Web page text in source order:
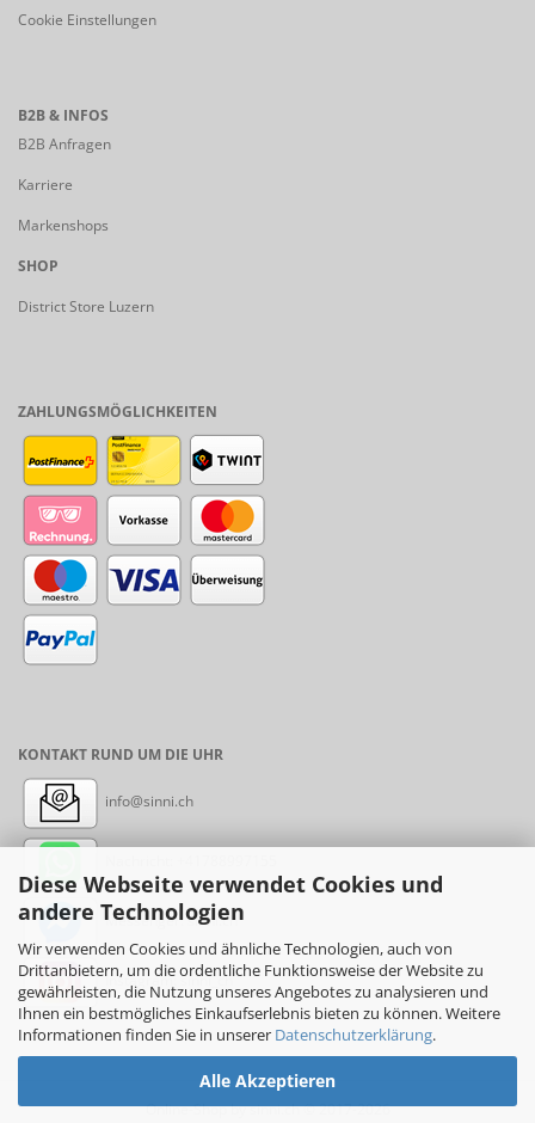
Diese Webseite verwendet Cookies und
andere Technologien
Wir verwenden Cookies und ähnliche Technologien, auch von
Drittanbietern, um die ordentliche Funktionsweise der Website zu
gewährleisten, die Nutzung unseres Angebotes zu analysieren und
Ihnen ein bestmögliches Einkaufserlebnis bieten zu können. Weitere
Informationen finden Sie in unserer Datenschutzerklärung.
Alle Akzeptieren
Cookie Einstellungen
B2B & INFOS
B2B Anfragen
Karriere
Markenshops
SHOP
District Store Luzern
ZAHLUNGSMÖGLICHKEITEN
KONTAKT RUND UM DIE UHR
info@sinni.ch
Messenger: sinni.ch
Instagram: sinni_ch
Online-Shopby sinni.ch © 2017-2026